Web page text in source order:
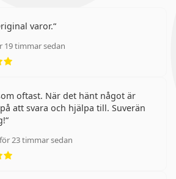
varor.
19 timmar sedan
oftast. När det hänt något är
att svara och hjälpa till. Suverän
23 timmar sedan